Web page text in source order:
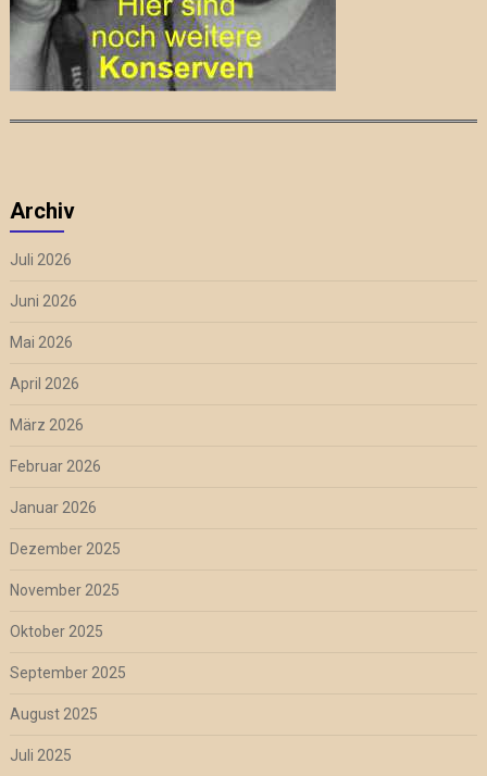
Archiv
Juli 2026
Juni 2026
Mai 2026
April 2026
März 2026
Februar 2026
Januar 2026
Dezember 2025
November 2025
Oktober 2025
September 2025
August 2025
Juli 2025